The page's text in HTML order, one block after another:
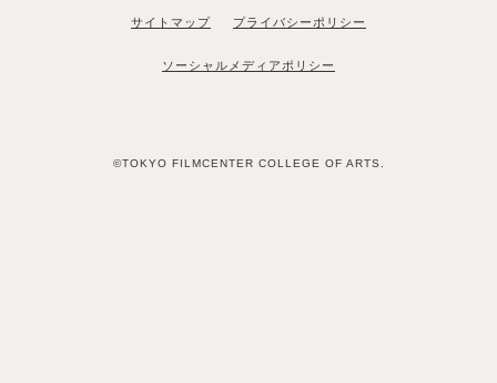
サイトマップ プライバシーポリシー
ソーシャルメディアポリシー
©TOKYO FILMCENTER COLLEGE OF ARTS.